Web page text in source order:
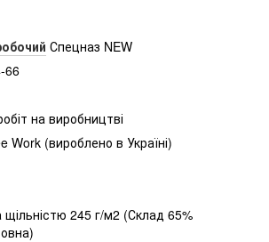
Спецназ NEW
66
на виробництві
Work (вироблено в Україні)
245 г/м2 (Склад 65%